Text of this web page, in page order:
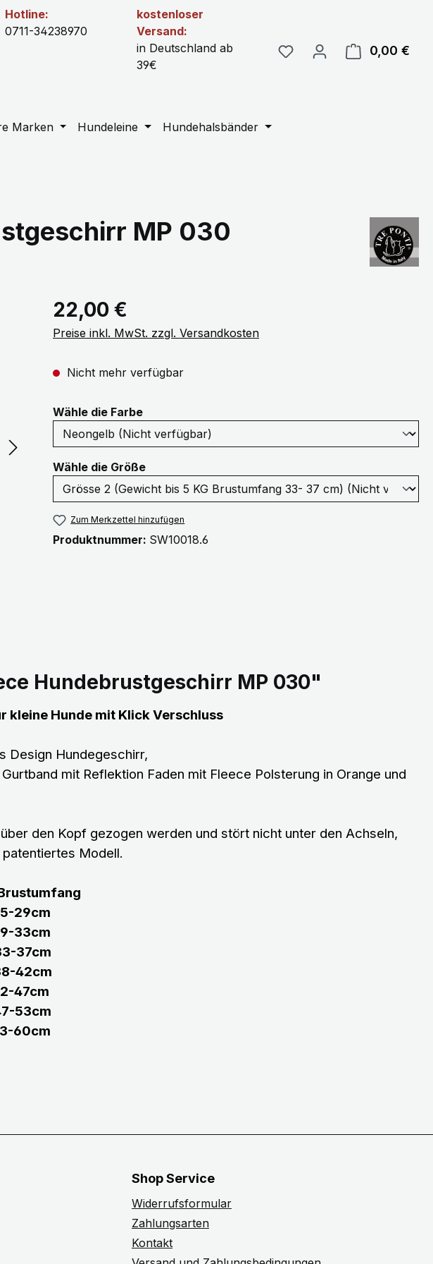
Hotline:
0711-34238970
kostenloser
Versand:
in Deutschland ab
39€
0,00 €
Marken Hundeleine
Hundehalsbänder
MP 030
Regulärer Preis:
22,00 €
Preise inkl. MwSt. zzgl. Versandkosten
Nicht mehr verfügbar
Wähle die Farbeauswählen
Wähle die Größeauswählen
Zum Merkzettel hinzufügen
Produktnummer: SW10018.6
Hundebrustgeschirr MP 030"
Hunde mit Klick Verschluss
Design Hundegeschirr,
mit Reflektion Faden mit Fleece Polsterung in Orange und
den Kopf gezogen werden und stört nicht unter den Achseln,
Modell.
29cm
33cm
37cm
42cm
47cm
53cm
60cm
Shop Service
Widerrufsformular
Zahlungsarten
Kontakt